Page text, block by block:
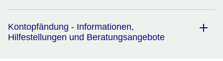
Kontopfändung - Informationen,
Hilfestellungen und Beratungsangebote